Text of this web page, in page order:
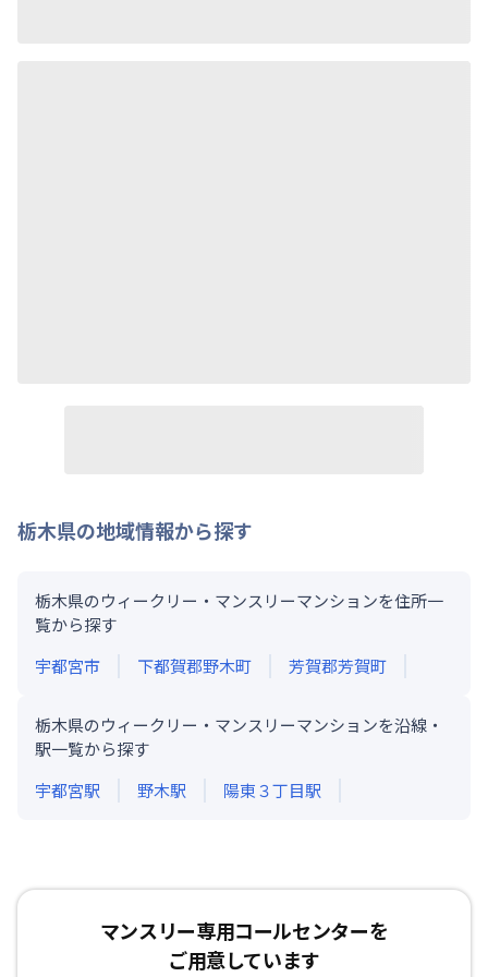
栃木県の地域情報から探す
栃木県のウィークリー・マンスリーマンションを住所一
覧から探す
宇都宮市
下都賀郡野木町 芳賀郡芳賀町
栃木県のウィークリー・マンスリーマンションを沿線・
駅一覧から探す
宇都宮駅 野木駅 陽東３丁目駅
マンスリー専用コールセンターを
ご用意しています